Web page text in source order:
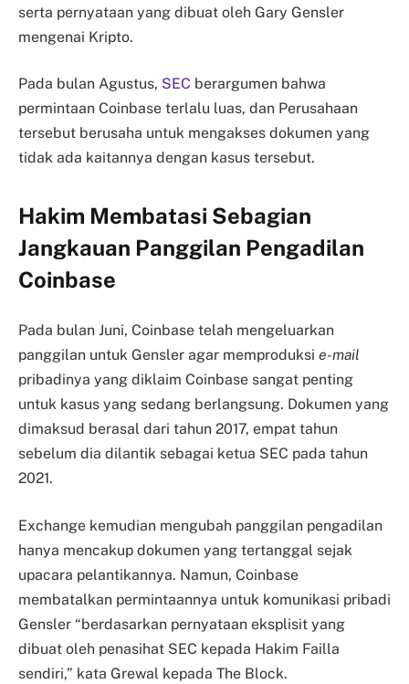
serta pernyataan yang dibuat oleh Gary Gensler
mengenai Kripto.
Pada bulan Agustus, SEC berargumen bahwa
permintaan Coinbase terlalu luas, dan Perusahaan
tersebut berusaha untuk mengakses dokumen yang
tidak ada kaitannya dengan kasus tersebut.
Hakim Membatasi Sebagian
Jangkauan Panggilan Pengadilan
Coinbase
Pada bulan Juni, Coinbase telah mengeluarkan
panggilan untuk Gensler agar memproduksi e-mail
pribadinya yang diklaim Coinbase sangat penting
untuk kasus yang sedang berlangsung. Dokumen yang
dimaksud berasal dari tahun 2017, empat tahun
sebelum dia dilantik sebagai ketua SEC pada tahun
2021.
Exchange kemudian mengubah panggilan pengadilan
hanya mencakup dokumen yang tertanggal sejak
upacara pelantikannya. Namun, Coinbase
membatalkan permintaannya untuk komunikasi pribadi
Gensler “berdasarkan pernyataan eksplisit yang
dibuat oleh penasihat SEC kepada Hakim Failla
sendiri,” kata Grewal kepada The Block.